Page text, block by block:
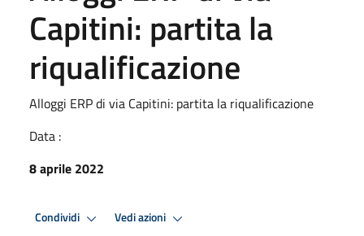
Capitini: partita la
riqualificazione
Alloggi ERP di via Capitini: partita la riqualificazione
Data :
8 aprile 2022
Condividi Vedi azioni